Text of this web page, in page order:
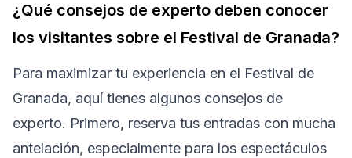
¿Qué consejos de experto deben conocer
los visitantes sobre el Festival de Granada?
Para maximizar tu experiencia en el Festival de
Granada, aquí tienes algunos consejos de
experto. Primero, reserva tus entradas con mucha
antelación, especialmente para los espectáculos